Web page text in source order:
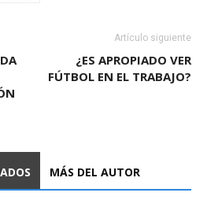
Artículo siguiente
¿ES APROPIADO VER
FÚTBOL EN EL TRABAJO?
MÁS DEL AUTOR